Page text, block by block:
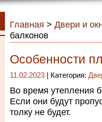
Главная > Двери и
балконов
Особенности
11.02.2023 | Категория:
Во время утепления
Если они будут
толку не будет.